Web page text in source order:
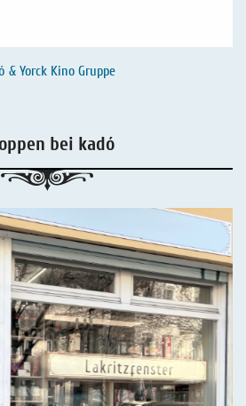
& Yorck Kino Gruppe
bei kadó